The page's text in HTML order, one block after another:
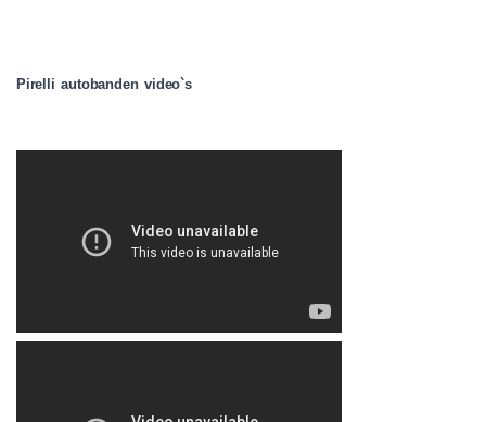
Pirelli autobanden video`s